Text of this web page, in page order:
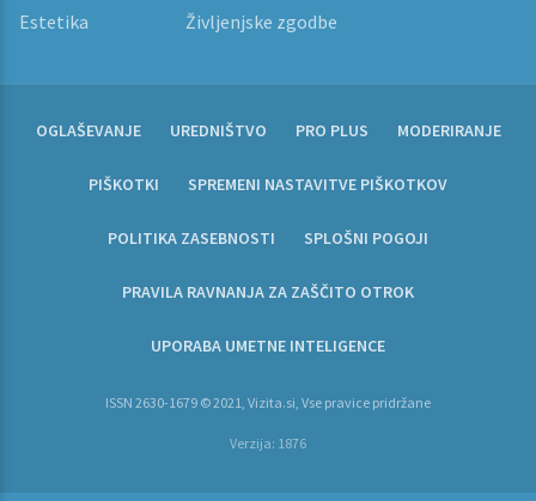
Estetika
Življenjske zgodbe
OGLAŠEVANJE UREDNIŠTVO PRO PLUS MODERIRANJE
PIŠKOTKI SPREMENI NASTAVITVE PIŠKOTKOV
POLITIKA ZASEBNOSTI SPLOŠNI POGOJI
PRAVILA RAVNANJA ZA ZAŠČITO OTROK
UPORABA UMETNE INTELIGENCE
ISSN 2630-1679 © 2021, Vizita.si, Vse pravice pridržane
Verzija: 1876